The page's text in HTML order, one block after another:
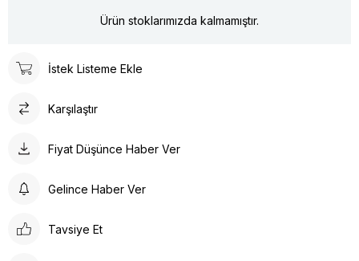
Ürün stoklarımızda kalmamıştır.
İstek Listeme Ekle
Karşılaştır
Fiyat Düşünce Haber Ver
Gelince Haber Ver
Tavsiye Et